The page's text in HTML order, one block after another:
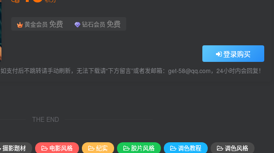
黄金会员 免费 钻石会员 免费
登录购买
如支付后不跳转请手动刷新，无法下载请“下方留言”或者发邮箱：get-58@qq.com，24小时内会回复！
THE END
摄影题材 电影风格 纪实 胶片风格 调色教程
调色风格